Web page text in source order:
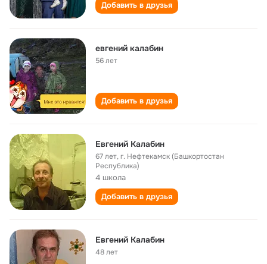
Добавить в друзья
евгений калабин
56 лет
Добавить в друзья
Евгений Калабин
67 лет,г. Нефтекамск (Башкортостан
Республика)
4 школа
Добавить в друзья
Евгений Калабин
48 лет